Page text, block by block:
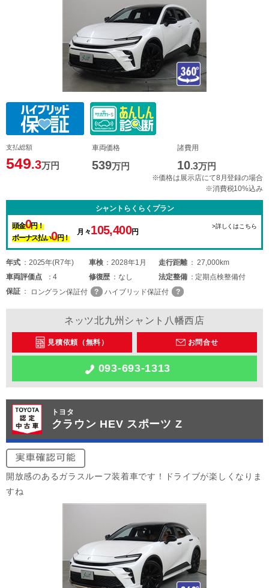
支払総額
549.3万円
車両価格
539万円
諸費用
10.3万円
※価格は展示店にて8月登録の場合
※消費税10%込み
シャントらくらくプラン
頭金0円！
ボーナス払い0円！
月々105,400円
>詳しくはこちら
年式 2025年(R7年) 車検 2028年1月 走行距離
27,000km
車両評価点 4 修復歴 なし 法定整備
定期点検整備付
保証
ロングラン保証付 ハイブリッド保証付
ネッツ北九州シャント八幡西店
見積依頼（無料） お問合せ
093-693-1313
トヨタ
クラウン HEV スポーツ Z
開放感のあるガラスルーフ装着車です！ドライブが楽しくなりま
すね